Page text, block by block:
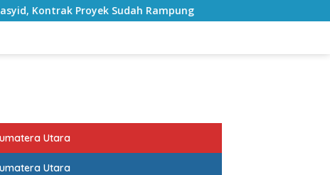
Proyek Sudah Rampung Bulan Kemerdekaan, Bupati
Utara
Utara